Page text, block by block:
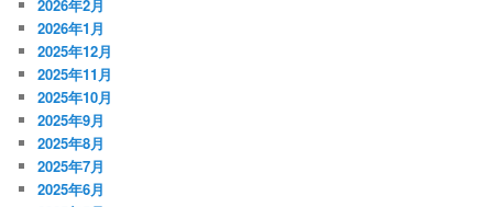
2026年2月
2026年1月
2025年12月
2025年11月
2025年10月
2025年9月
2025年8月
2025年7月
2025年6月